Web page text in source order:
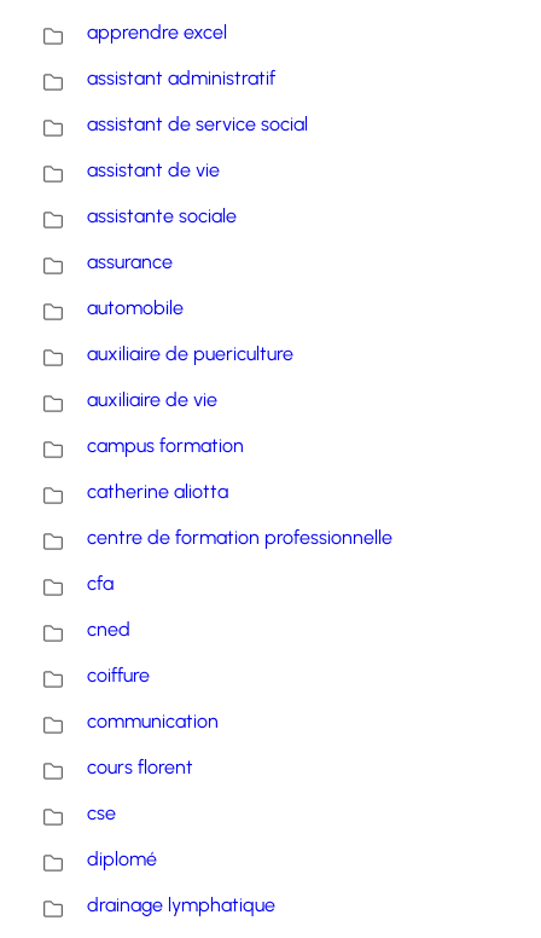
apprendre excel
assistant administratif
assistant de service social
assistant de vie
assistante sociale
assurance
automobile
auxiliaire de puericulture
auxiliaire de vie
campus formation
catherine aliotta
centre de formation professionnelle
cfa
cned
coiffure
communication
cours florent
cse
diplomé
drainage lymphatique